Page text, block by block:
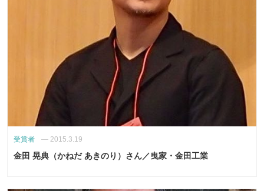
受賞者 — 2015.3.19
金田 晃典（かねだ あきのり）さん／曳家・金田工業